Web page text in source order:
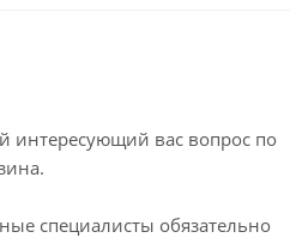
интересующий вас вопрос по
специалисты обязательно